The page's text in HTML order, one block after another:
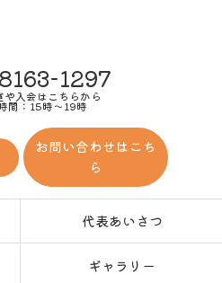
1297
や入会はこちらから
間：15時～19時
お問い合わせはこち
ら
代表あいさつ
ギャラリー